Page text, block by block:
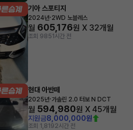
기아 스포티지
2024년·2WD 노블레스
월 605,176원 X 32개월
조회 9851시간 전
현대 아반떼
2025년·가솔린 2.0 터보 N DCT
월 594,980원 X 45개월
지원금8,000,000원
조회 1,8192시간 전